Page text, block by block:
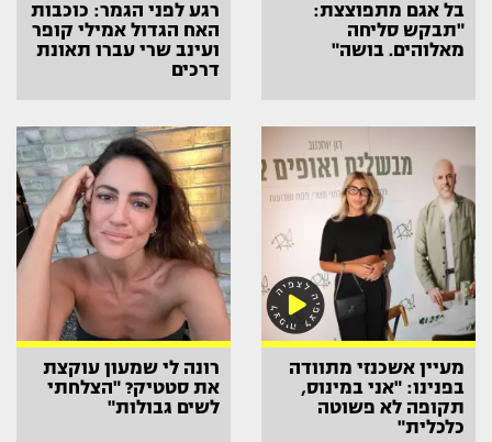
בל אגם מתפוצצת:
"תבקש סליחה
מאלוהים. בושה"
רגע לפני הגמר: כוכבות
האח הגדול אמילי קופר
ועינב שרי עברו תאונת
דרכים
מעיין אשכנזי מתוודה
בפנינו: "אני במינוס,
תקופה לא פשוטה
כלכלית"
רונה לי שמעון עוקצת
את סטטיק? "הצלחתי
לשים גבולות"